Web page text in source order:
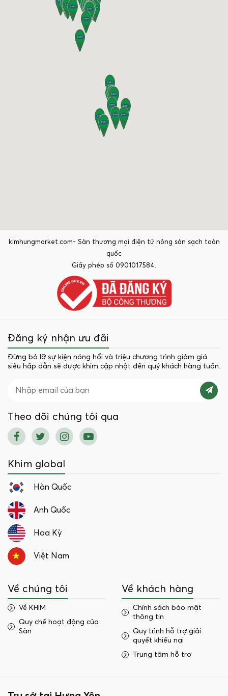
kimhungmarket.com- Sàn thương mại điện tử nông sản sạch toàn
quốc
Giấy phép số 0901017584.
Đăng ký nhận ưu đãi
Đừng bỏ lỡ sự kiện nóng hổi và triệu chương trình giảm giá
siêu hấp dẫn sẽ được khim cập nhật đến quý khách hàng tuần.
Theo dõi chúng tôi qua
Khim global
Hàn Quốc
Anh Quốc
Hoa Kỳ
Việt Nam
Về chúng tôi
Về KHIM
Quy chế hoạt động của
Sàn
Về khách hàng
Chính sách bảo mật
thông tin
Quy trình hỗ trợ giải
quyết khiếu nại
Trung tâm hỗ trợ